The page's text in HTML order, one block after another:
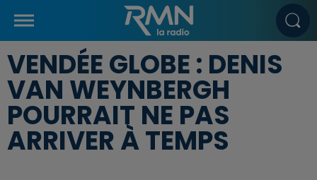
VENDÉE GLOBE : DENIS
VAN WEYNBERGH
POURRAIT NE PAS
ARRIVER À TEMPS